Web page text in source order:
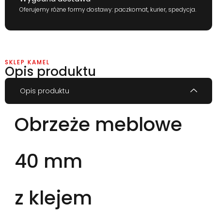
Oferujemy różne formy dostawy: paczkomat, kurier, spedycja.
SKLEP KAMEL
Opis produktu
Opis produktu
Obrzeże meblowe
40 mm
z klejem